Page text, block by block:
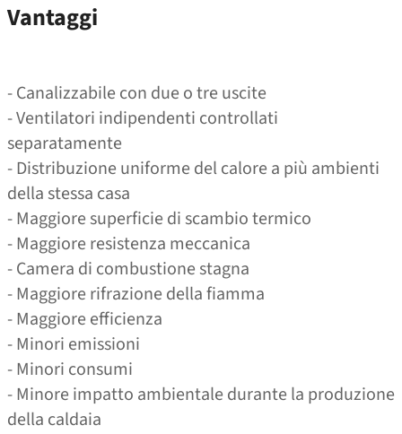
Vantaggi
- Canalizzabile con due o tre uscite
- Ventilatori indipendenti controllati
separatamente
- Distribuzione uniforme del calore a più ambienti
della stessa casa
- Maggiore superficie di scambio termico
- Maggiore resistenza meccanica
- Camera di combustione stagna
- Maggiore rifrazione della fiamma
- Maggiore efficienza
- Minori emissioni
- Minori consumi
- Minore impatto ambientale durante la produzione
della caldaia